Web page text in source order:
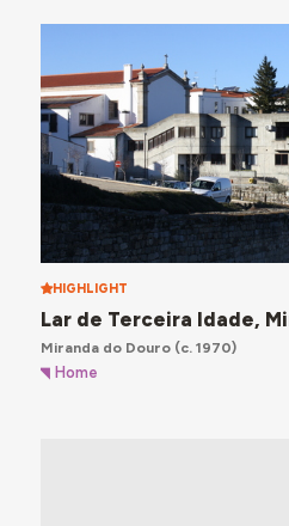
HIGHLIGHT
Lar de Terceira Idade,
Miranda do Douro(c. 1970)
Home